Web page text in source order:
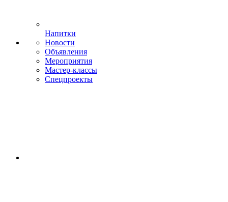
Напитки
Новости
Объявления
Мероприятия
Мастер-классы
Спецпроекты